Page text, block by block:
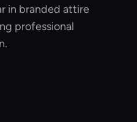
in branded attire
professional